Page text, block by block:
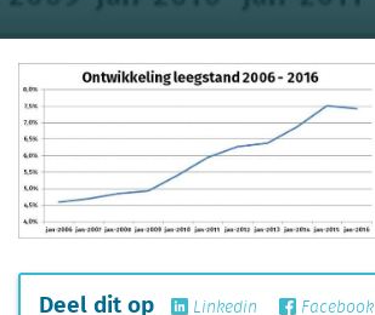
Deel dit op Linkedin Facebook